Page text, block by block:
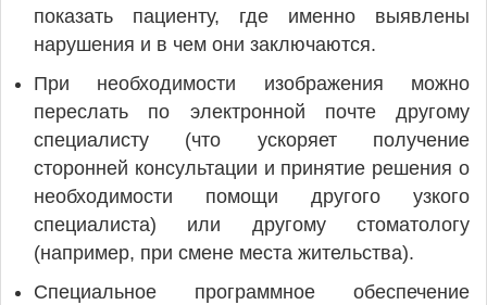
показать пациенту, где именно выявлены
нарушения и в чем они заключаются.
При необходимости изображения можно
переслать по электронной почте другому
специалисту (что ускоряет получение
сторонней консультации и принятие решения о
необходимости помощи другого узкого
специалиста) или другому стоматологу
(например, при смене места жительства).
Специальное программное обеспечение